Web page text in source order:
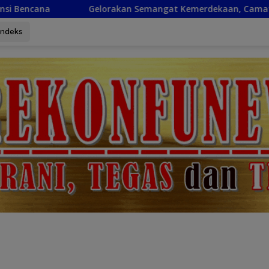
Semangat Kemerdekaan, Camat Marisa Ajak Warga